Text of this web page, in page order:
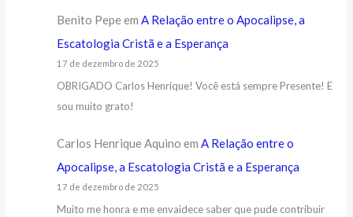
Benito Pepe em A Relação entre o Apocalipse, a
Escatologia Cristã e a Esperança
17 de dezembro de 2025
OBRIGADO Carlos Henrique! Você está sempre Presente! E
sou muito grato!
Carlos Henrique Aquino em A Relação entre o
Apocalipse, a Escatologia Cristã e a Esperança
17 de dezembro de 2025
Muito me honra e me envaidece saber que pude contribuir